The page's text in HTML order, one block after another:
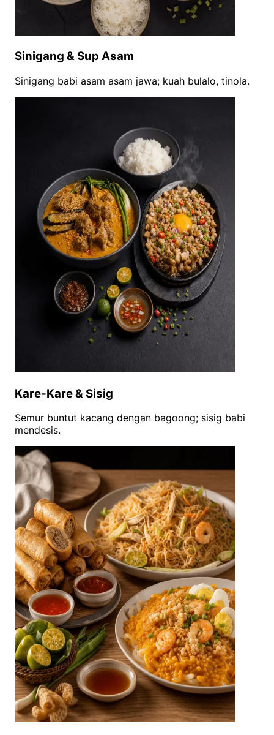
Sinigang & Sup Asam
Sinigang babi asam asam jawa; kuah bulalo, tinola.
Kare-Kare & Sisig
Semur buntut kacang dengan bagoong; sisig babi
mendesis.